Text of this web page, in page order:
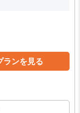
ランを見る